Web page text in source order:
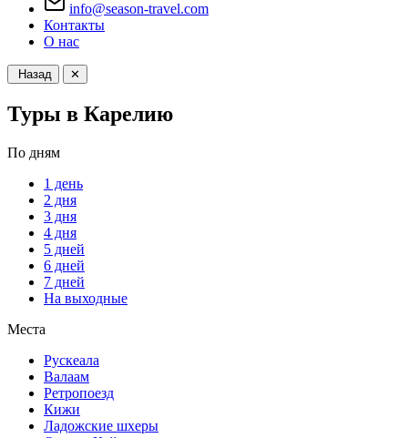
info@season-travel.com
Контакты
О нас
Назад ✕
Туры в Карелию
По дням
1 день
2 дня
3 дня
4 дня
5 дней
6 дней
7 дней
На выходные
Места
Рускеала
Валаам
Ретропоезд
Кижи
Ладожские шхеры